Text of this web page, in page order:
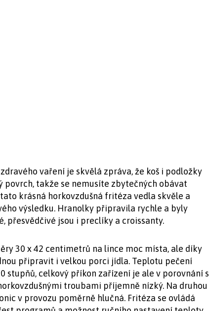
vaření je skvělá zpráva, že koš i podložky
takže se nemusíte zbytečných obávat
krásná horkovzdušná fritéza vedla skvěle a
výsledku. Hranolky připravila rychle a byly
přesvědčivé jsou i preclíky a croissanty.
30 x 42 centimetrů na lince moc místa, ale díky
připravit i velkou porci jídla. Teplotu pečení
stupňů, celkový příkon zařízení je ale v porovnání s
troubami příjemně nízký. Na druhou
v provozu poměrně hlučná. Fritéza se ovládá